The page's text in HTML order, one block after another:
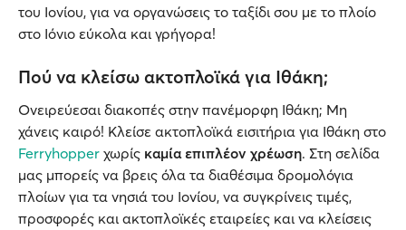
του Ιονίου, για να οργανώσεις το ταξίδι σου με το πλοίο
στο Ιόνιο εύκολα και γρήγορα!
Πού να κλείσω ακτοπλοϊκά για Ιθάκη;
Ονειρεύεσαι διακοπές στην πανέμορφη Ιθάκη; Μη
χάνεις καιρό! Κλείσε ακτοπλοϊκά εισιτήρια για Ιθάκη στο
Ferryhopper χωρίς καμία επιπλέον χρέωση. Στη σελίδα
μας μπορείς να βρεις όλα τα διαθέσιμα δρομολόγια
πλοίων για τα νησιά του Ιονίου, να συγκρίνεις τιμές,
προσφορές και ακτοπλοϊκές εταιρείες και να κλείσεις